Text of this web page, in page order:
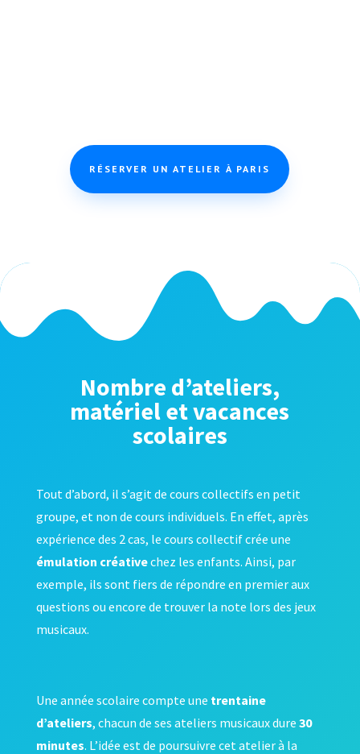
RÉSERVER UN ATELIER À PARIS
Nombre d’ateliers,
matériel et vacances
scolaires
Tout d’abord, il s’agit de cours collectifs en petit
groupe, et non de cours individuels. En effet, après
expérience des 2 cas, le cours collectif crée une
émulation créativechez les enfants. Ainsi, par
exemple, ils sont fiers de répondre en premier aux
questions ou encore de trouver la note lors des jeux
musicaux.
Une année scolaire compte une trentaine
d’ateliers, chacun de ses ateliers musicaux dure 30
minutes. L’idée est de poursuivre cet atelier à la